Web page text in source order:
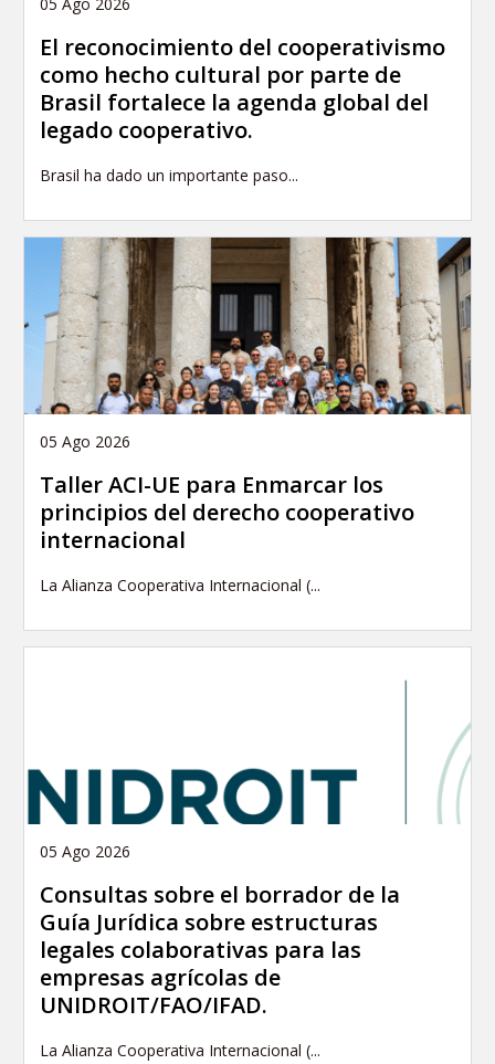
05 Ago 2026
El reconocimiento del cooperativismo
como hecho cultural por parte de
Brasil fortalece la agenda global del
legado cooperativo.
Brasil ha dado un importante paso...
05 Ago 2026
Taller ACI-UE para Enmarcar los
principios del derecho cooperativo
internacional
La Alianza Cooperativa Internacional (...
05 Ago 2026
Consultas sobre el borrador de la
Guía Jurídica sobre estructuras
legales colaborativas para las
empresas agrícolas de
UNIDROIT/FAO/IFAD.
La Alianza Cooperativa Internacional (...